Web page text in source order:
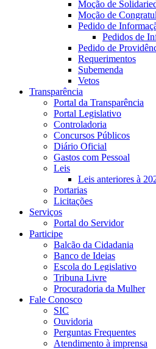
Moção de
Moção de
Pedido de
Pedidos de
Pedido de
Requerimentos
Subemenda
Vetos
Transparência
Portal da Transparência
Portal Legislativo
Controladoria
Concursos Públicos
Diário Oficial
Gastos com Pessoal
Leis
Leis anteriores à
Portarias
Licitações
Serviços
Portal do Servidor
Participe
Balcão da Cidadania
Banco de Ideias
Escola do Legislativo
Tribuna Livre
Procuradoria da Mulher
Fale Conosco
SIC
Ouvidoria
Perguntas Frequentes
Atendimento à imprensa